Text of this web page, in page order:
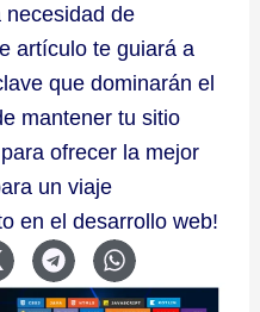
necesidad de
artículo te guiará a
que dominarán el
mantener tu sitio
ofrecer la mejor
un viaje
en el desarrollo web!